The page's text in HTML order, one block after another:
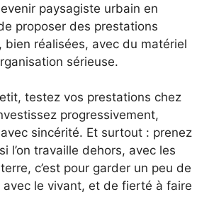
paysagiste urbain en
proposer des prestations
bien réalisées, avec du matériel
sérieuse.
testez vos prestations chez
progressivement,
sincérité. Et surtout : prenez
l’on travaille dehors, avec les
c’est pour garder un peu de
le vivant, et de fierté à faire